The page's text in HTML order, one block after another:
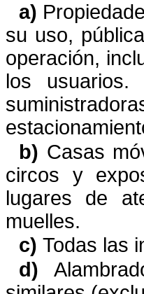
a)
su uso,
operación,
los usuarios.
b) Casas
circos y
lugares de
muelles.
c)Todas las
d)